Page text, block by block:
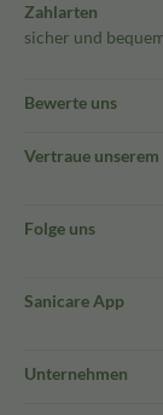
Zahlarten
sicher und
Bewerte uns
Vertraue
Folge uns
Sanicare App
Unternehmen